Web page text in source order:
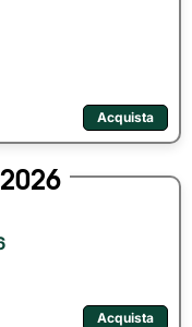
Acquista
2026
Acquista